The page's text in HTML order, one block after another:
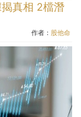
真相 2檔潛
作者： 股他命